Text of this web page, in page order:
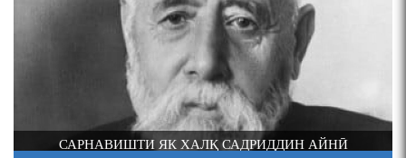
Осорхонаи Мирзо
Турсунзода Каратог
САРНАВИШТИ ЯК ХАЛҚ САДРИДДИН АЙНӢ
МАСЪАЛАҲОИ МУБРАМИ ПАЖӮҲИШИ ЗАБОНИ